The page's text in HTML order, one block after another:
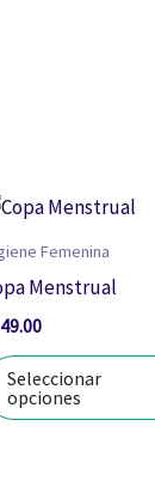
Femenina
Menstrual
Seleccionar
opciones